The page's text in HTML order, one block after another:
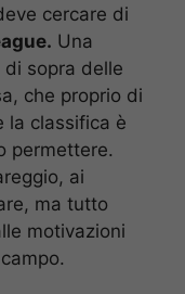
cercare di
Una
sopra delle
che proprio di
la classifica è
permettere.
ai
ma tutto
motivazioni